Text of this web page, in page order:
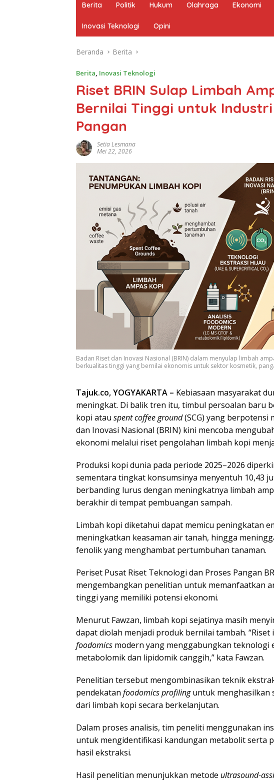
Berita Politik Hukum Olahraga Ekonomi
Inovasi Teknologi Opini
Beranda Berita
Berita, Inovasi Teknologi
Riset BRIN Sulap Limbah
Bernilai Tinggi untuk
Pangan
Setia Lesmana
Mei 22, 2026
Badan Riset dan Inovasi Nasional (BRIN) dalam menyulap limbah
berkualitas tinggi yang bernilai ekonomis untuk sektor kosmetik,
Tajuk.co, YOGYAKARTA – Kebiasaan masyarakat
meningkat. Di balik tren itu, timbul persoalan baru
kopi atau spent coffee ground(SCG) yang berpotensi
dan Inovasi Nasional (BRIN) kini mencoba
ekonomi melalui riset pengolahan limbah kopi
Produksi kopi dunia pada periode 2025–2026
sementara tingkat konsumsinya menyentuh 10,43
berbanding lurus dengan meningkatnya limbah
berakhir di tempat pembuangan sampah.
Limbah kopi diketahui dapat memicu peningkatan
meningkatkan keasaman air tanah, hingga
fenolik yang menghambat pertumbuhan tanaman.
Periset Pusat Riset Teknologi dan Proses Pangan
mengembangkan penelitian untuk memanfaatkan
tinggi yang memiliki potensi ekonomi.
Menurut Fawzan, limbah kopi sejatinya masih
dapat diolah menjadi produk bernilai tambah.
foodomics modern yang menggabungkan teknologi
metabolomik dan lipidomik canggih,” kata Fawzan.
Penelitian tersebut mengombinasikan teknik
pendekatan foodomics profilinguntuk menghasilkan
dari limbah kopi secara berkelanjutan.
Dalam proses analisis, tim peneliti menggunakan
untuk mengidentifikasi kandungan metabolit serta
hasil ekstraksi.
Hasil penelitian menunjukkan metode ultrasound-